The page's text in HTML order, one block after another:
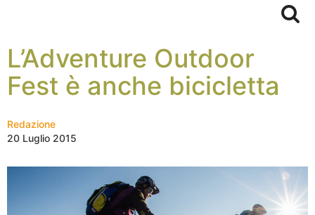
L’Adventure Outdoor
Fest è anche bicicletta
Redazione
20 Luglio 2015